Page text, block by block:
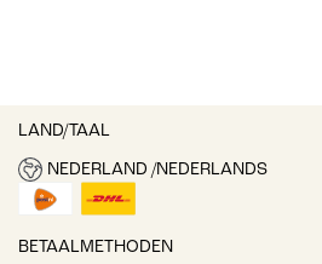
LAND/TAAL
NEDERLAND /NEDERLANDS
BETAALMETHODEN